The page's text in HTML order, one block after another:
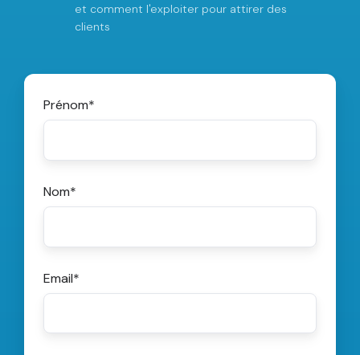
et comment l'exploiter pour attirer des
clients
Prénom*
Nom*
Email*